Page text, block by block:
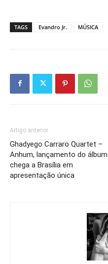
TAGS Evandro Jr. MÚSICA
Artigo anterior
Ghadyego Carraro Quartet –
Anhum, lançamento do álbum
chega a Brasília em
apresentação única